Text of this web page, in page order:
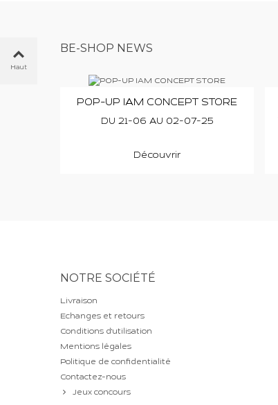
BE-SHOP NEWS
POP-UP IAM CONCEPT STORE
DU 21-06 AU 02-07-25
Découvrir
NOTRE SOCIÉTÉ
Livraison
Echanges et retours
Conditions d'utilisation
Mentions légales
Politique de confidentialité
Contactez-nous
Jeux concours
Haut